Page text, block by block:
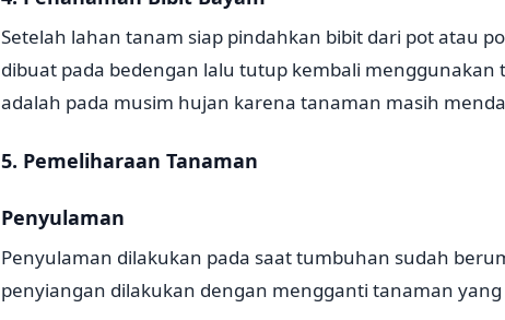
Setelah lahan tanam siap pindahkan bibit dari pot atau
dibuat pada bedengan lalu tutup kembali
adalah pada musim hujan karena tanaman masih
5. Pemeliharaan Tanaman
Penyulaman
Penyulaman dilakukan pada saat tumbuhan sudah
penyiangan dilakukan dengan mengganti tanaman